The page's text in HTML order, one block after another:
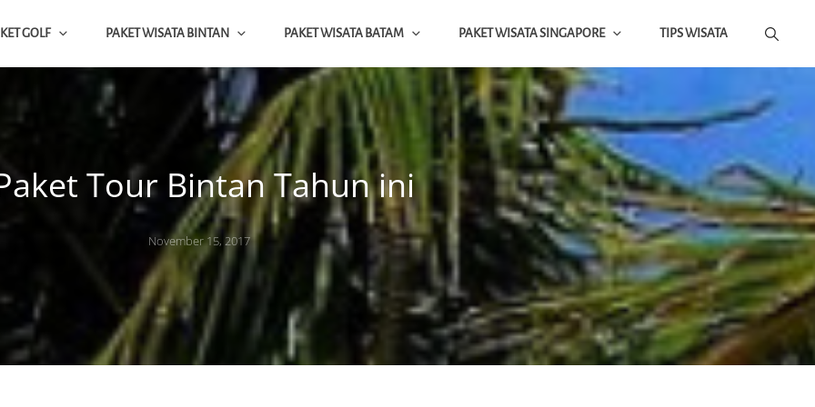
GOLF PAKET WISATA BINTAN PAKET WISATA BATAM PAKET WISATA SINGAPORE TIPS WISATA
Tour Bintan Tahun ini
Posted
on
November 15, 2017